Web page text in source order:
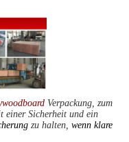
Verpackung, zum
einer Sicherheit und ein
zu halten, wenn klare